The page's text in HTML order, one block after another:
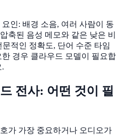
인: 배경 소음, 여러 사람이 동
축된 음성 메모와 같은 낮은 비
적인 정확도, 단어 수준 타임
경우 클라우드 모델이 필요합
.
전사: 어떤 것이 필
가 가장 중요하거나 오디오가